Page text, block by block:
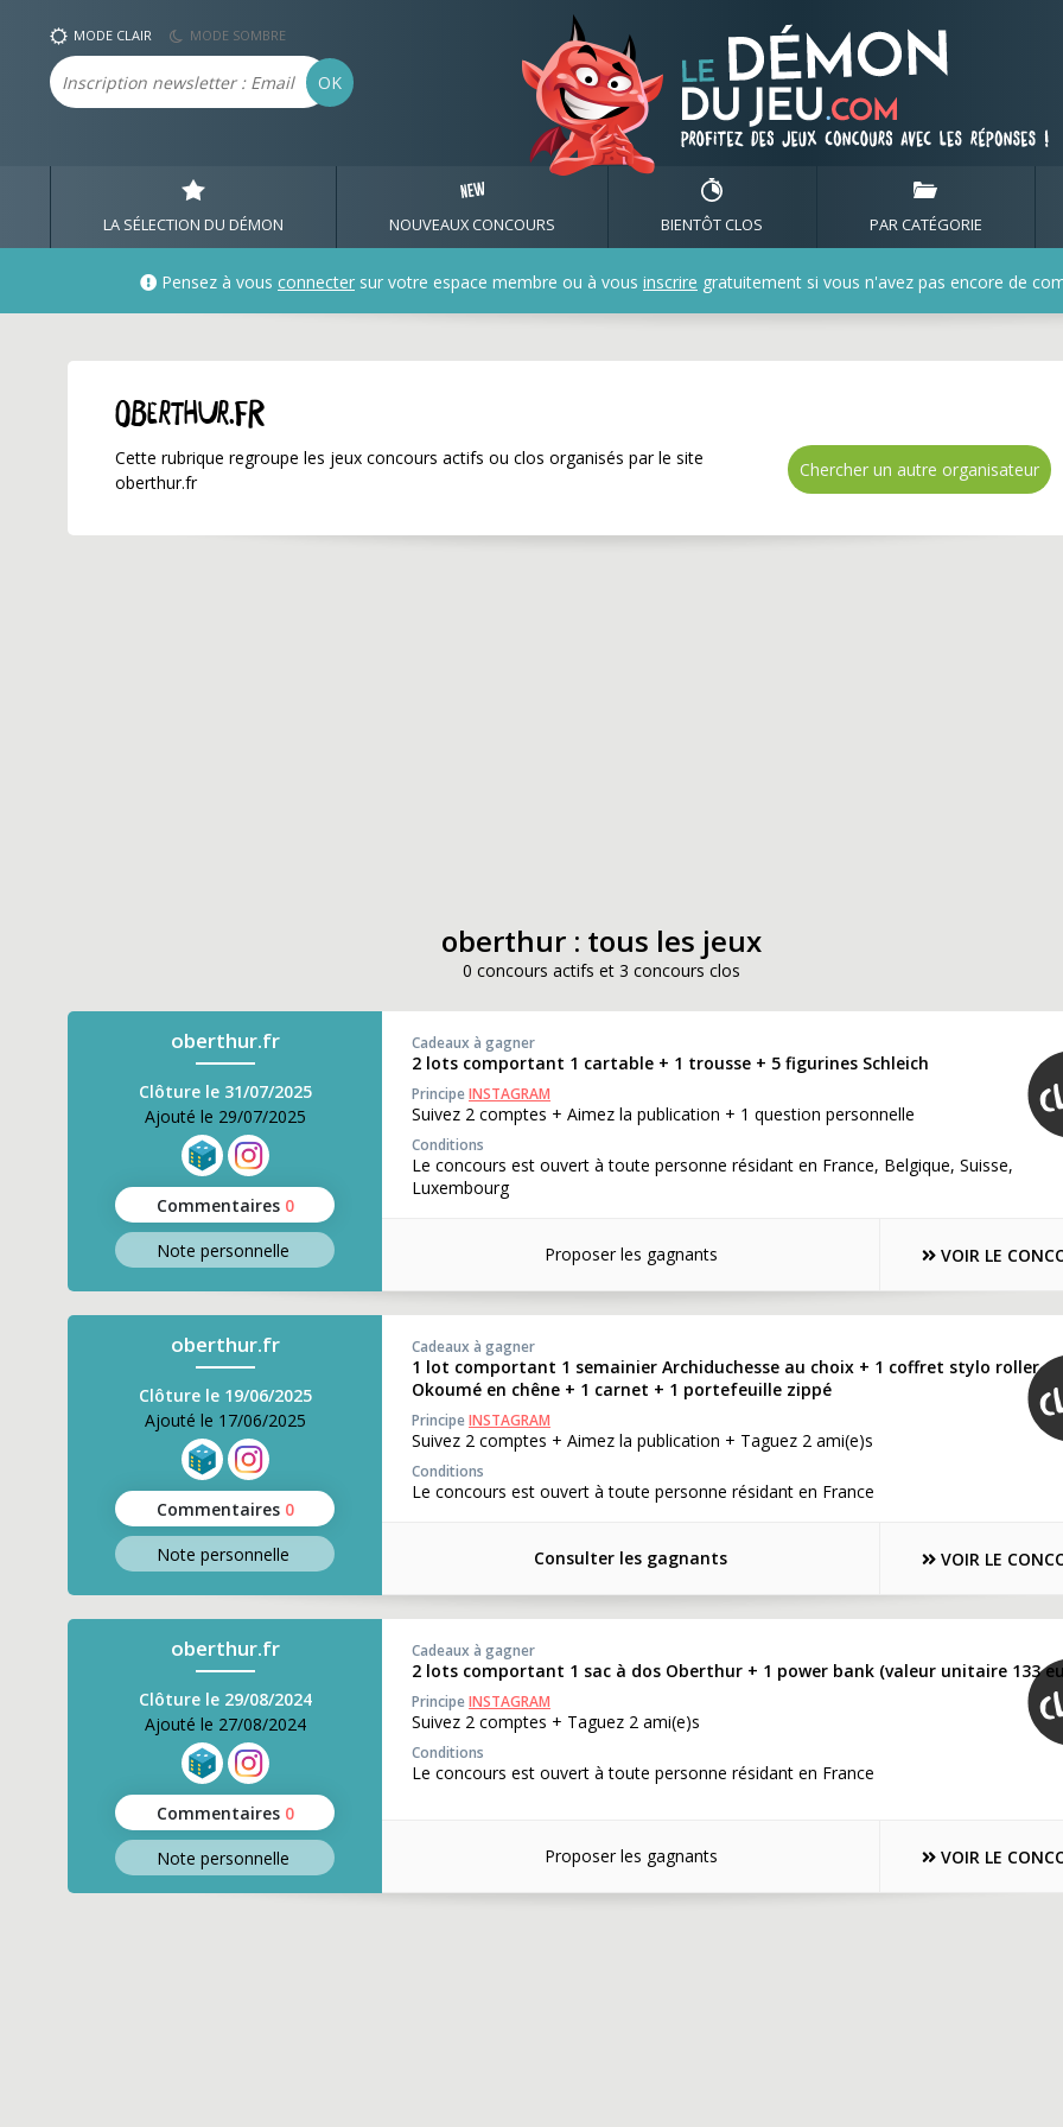
oberthur.fr ✅ Gagnez de nombreux cadeaux
MODE CLAIR MODE SOMBRE
Email OK
LA SÉLECTION DU DÉMON NOUVEAUX CONCOURS BIENTÔT CLOS PAR CATÉGORIE
Pensez à vous connecter sur votre espace membre ou à vous inscrire gratuitement si vous n'avez pas encore de
oberthur.fr
Cette rubrique regroupe les jeux concours actifs ou clos organisés par le site
oberthur.fr
Chercher un autre organisateur
oberthur : tous les jeux
0 concours actifs et 3 concours clos
oberthur.fr
Clôture le 31/07/2025
Ajouté le 29/07/2025
Commentaires 0
Note personnelle
Cadeaux à gagner
2 lots comportant 1 cartable + 1 trousse + 5 figurines Schleich
PrincipeINSTAGRAM
Suivez 2 comptes + Aimez la publication + 1 question personnelle
Conditions
Le concours est ouvert à toute personne résidant en France, Belgique, Suisse,
Luxembourg
Proposer les gagnants VOIR LE
oberthur.fr
Clôture le 19/06/2025
Ajouté le 17/06/2025
Commentaires 0
Note personnelle
Cadeaux à gagner
1 lot comportant 1 semainier Archiduchesse au choix + 1 coffret stylo roller
Okoumé en chêne + 1 carnet + 1 portefeuille zippé
PrincipeINSTAGRAM
Suivez 2 comptes + Aimez la publication + Taguez 2 ami(e)s
Conditions
Le concours est ouvert à toute personne résidant en France
Consulter les gagnants VOIR LE
oberthur.fr
Clôture le 29/08/2024
Ajouté le 27/08/2024
Commentaires 0
Note personnelle
Cadeaux à gagner
2 lots comportant 1 sac à dos Oberthur + 1 power bank (valeur unitaire 133
PrincipeINSTAGRAM
Suivez 2 comptes + Taguez 2 ami(e)s
Conditions
Le concours est ouvert à toute personne résidant en France
Proposer les gagnants VOIR LE